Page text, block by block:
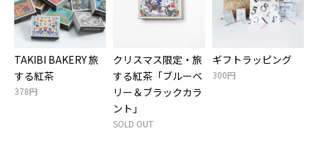
TAKIBI BAKERY 旅
する紅茶
378円
クリスマス限定・旅
する紅茶「ブルーベ
リー＆ブラックカラ
ント」
SOLD OUT
ギフトラッピング
300円